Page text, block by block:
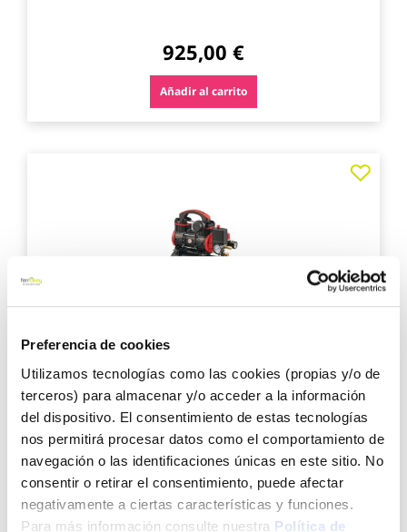
Preferencia de cookies
Utilizamos tecnologías como las cookies (propias y/o de
terceros) para almacenar y/o acceder a la información
del dispositivo. El consentimiento de estas tecnologías
nos permitirá procesar datos como el comportamiento de
navegación o las identificaciones únicas en este sitio. No
consentir o retirar el consentimiento, puede afectar
negativamente a ciertas características y funciones.
Para más información consulte nuestra Política de
925,00 €
Añadir al carrito
114,95 €
Añadir al carrito